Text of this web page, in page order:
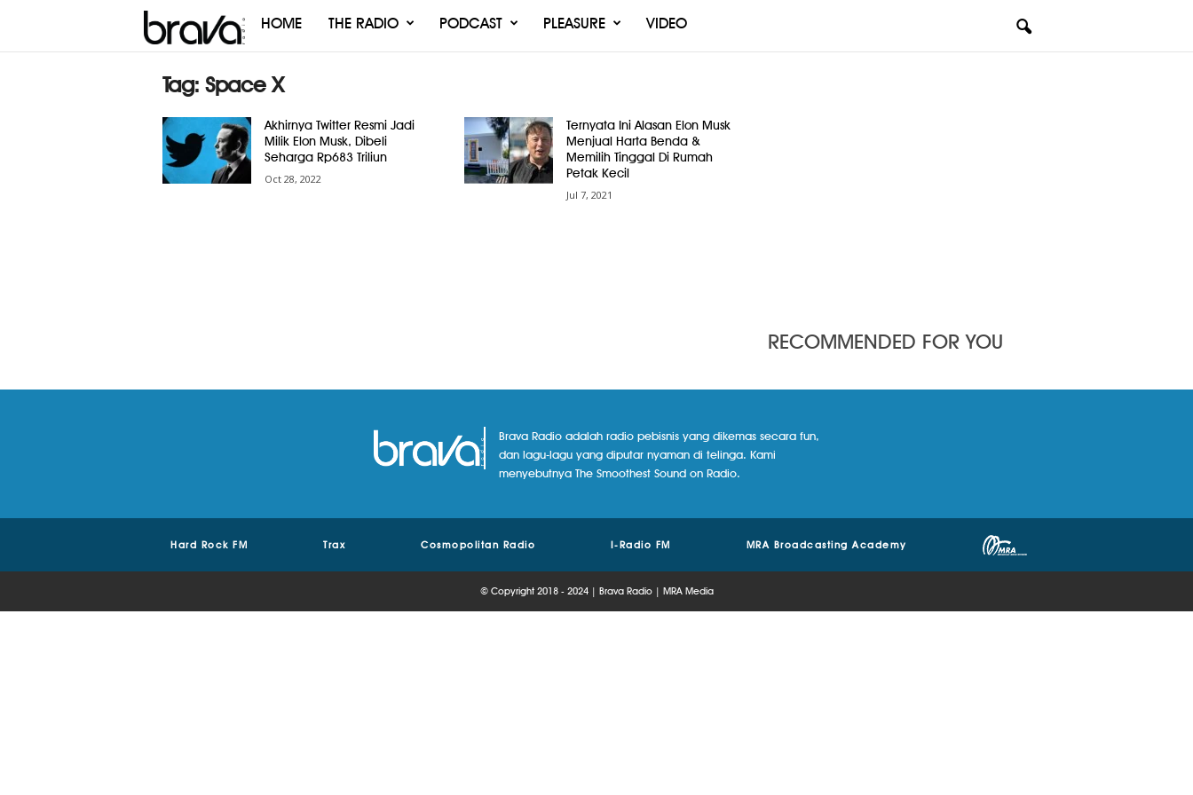
Brava
HOME THE RADIO PODCAST PLEASURE VIDEO
Tag: Space X
Akhirnya Twitter Resmi Jadi
Milik Elon Musk, Dibeli
Seharga Rp683 Triliun
Oct 28, 2022
Ternyata Ini Alasan Elon Musk
Menjual Harta Benda &
Memilih Tinggal Di Rumah
Petak Kecil
Jul 7, 2021
RECOMMENDED FOR YOU
Brava Radio adalah radio pebisnis yang dikemas secara fun,
dan lagu-lagu yang diputar nyaman di telinga. Kami
menyebutnya The Smoothest Sound on Radio.
Hard Rock FM Trax Cosmopolitan Radio I-Radio FM MRA Broadcasting Academy
© Copyright 2018 - 2024 | Brava Radio | MRA Media